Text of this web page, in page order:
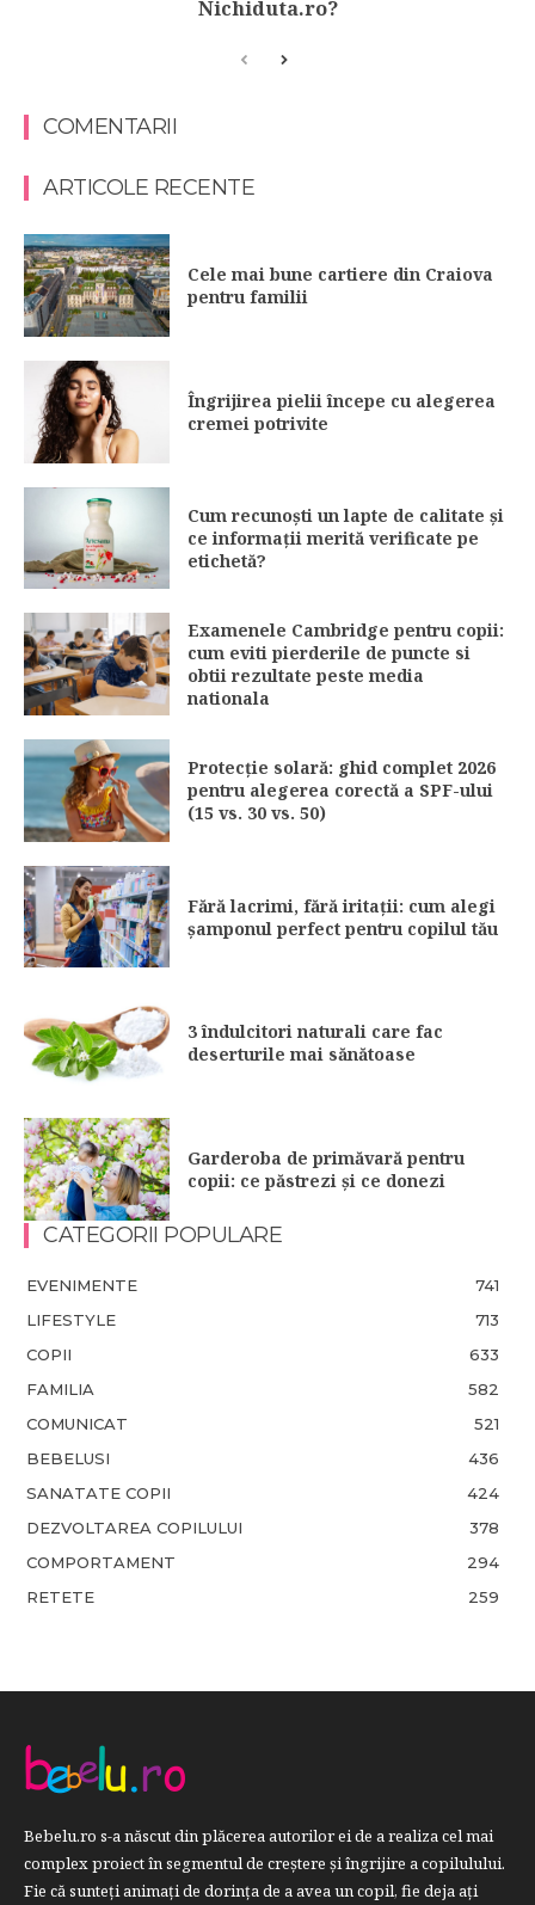
Nichiduta.ro?
COMENTARII
ARTICOLE RECENTE
Cele mai bune cartiere din Craiova
pentru familii
Îngrijirea pielii începe cu alegerea
cremei potrivite
Cum recunoști un lapte de calitate și
ce informații merită verificate pe
etichetă?
Examenele Cambridge pentru copii:
cum eviti pierderile de puncte si
obtii rezultate peste media
nationala
Protecție solară: ghid complet 2026
pentru alegerea corectă a SPF-ului
(15 vs. 30 vs. 50)
Fără lacrimi, fără iritații: cum alegi
șamponul perfect pentru copilul tău
3 îndulcitori naturali care fac
deserturile mai sănătoase
Garderoba de primăvară pentru
copii: ce păstrezi și ce donezi
CATEGORII POPULARE
EVENIMENTE
741
LIFESTYLE
713
COPII
633
FAMILIA
582
COMUNICAT
521
BEBELUSI
436
SANATATE COPII
424
DEZVOLTAREA COPILULUI
378
COMPORTAMENT
294
RETETE
259
Bebelu.ro s-a născut din plăcerea autorilor ei de a realiza cel mai
complex proiect în segmentul de creştere şi îngrijire a copilulului.
Fie că sunteţi animaţi de dorinţa de a avea un copil, fie deja aţi